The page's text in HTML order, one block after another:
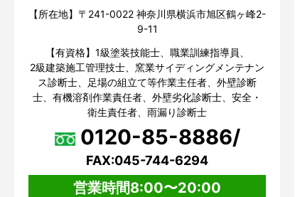
【所在地】〒241-0022 神奈川県横浜市旭区鶴ヶ峰2-
9-11
【有資格】1級塗装技能士、職業訓練指導員、
2級建築施工管理技士、窯業サイディングメンテナン
ス診断士、足場の組立て等作業主任者、外壁診断
士、有機溶剤作業責任者、外壁劣化診断士、安全・
衛生責任者、雨漏り診断士
0120-85-8886/
FAX:045-744-6294
営業時間8:00〜20:00